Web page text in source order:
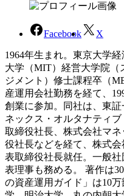
Facebook X
1964年生まれ。東京大学
大学（MIT）経営大学院（
ジメント）修士課程卒（
産運用会社勤務を経て、
創業に参加。同社は、東
ネックス・オルタナティ
取締役社長、株式会社マ
役社長などを経て、株式
表取締役社長就任。一般
表理事も務める。 著作は
の資産運用ガイド」は10